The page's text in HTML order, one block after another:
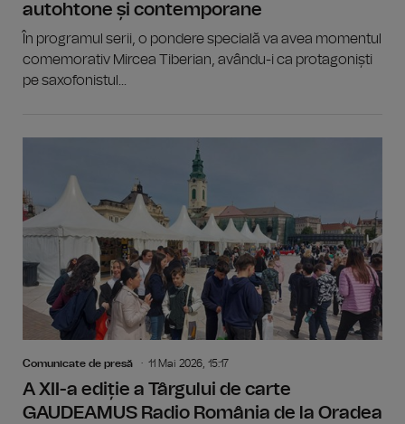
autohtone și contemporane
În programul serii, o pondere specială va avea momentul
comemorativ Mircea Tiberian, avându-i ca protagoniști
pe saxofonistul...
Comunicate de presă 11 Mai 2026, 15:17
A XII-a ediție a Târgului de carte
GAUDEAMUS Radio România de la Oradea